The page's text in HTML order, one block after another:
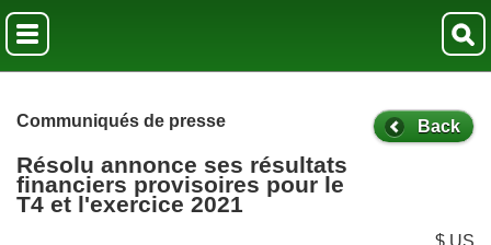
Communiqués de presse Back
Résolu annonce ses résultats
financiers provisoires pour le
T4 et l'exercice 2021
$ US